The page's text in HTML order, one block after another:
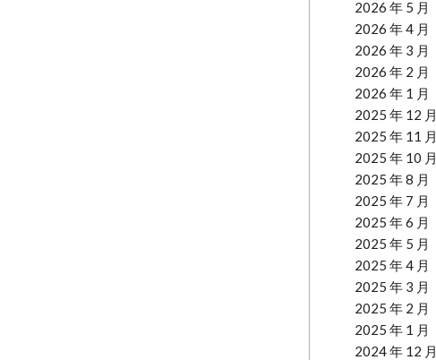
2026 年 5 月
2026 年 4 月
2026 年 3 月
2026 年 2 月
2026 年 1 月
2025 年 12 月
2025 年 11 月
2025 年 10 月
2025 年 8 月
2025 年 7 月
2025 年 6 月
2025 年 5 月
2025 年 4 月
2025 年 3 月
2025 年 2 月
2025 年 1 月
2024 年 12 月